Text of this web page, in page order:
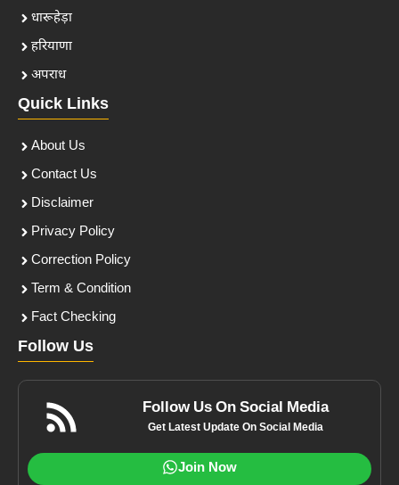
धारूहेड़ा
हरियाणा
अपराध
Quick Links
About Us
Contact Us
Disclaimer
Privacy Policy
Correction Policy
Term & Condition
Fact Checking
Follow Us
Follow Us On Social Media
Get Latest Update On Social Media
Join Now